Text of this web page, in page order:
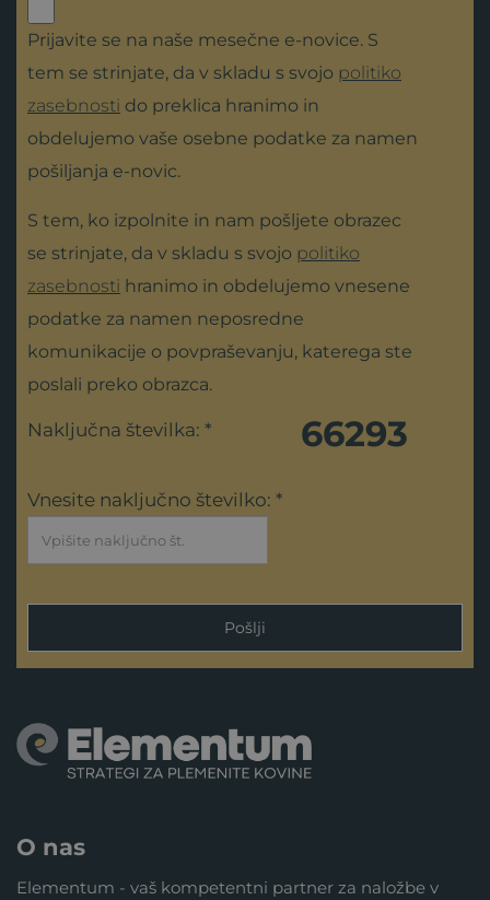
Prijavite se na naše mesečne e-novice. S
tem se strinjate, da v skladu s svojo politiko
zasebnosti do preklica hranimo in
obdelujemo vaše osebne podatke za namen
pošiljanja e-novic.
S tem, ko izpolnite in nam pošljete obrazec
se strinjate, da v skladu s svojo politiko
zasebnosti hranimo in obdelujemo vnesene
podatke za namen neposredne
komunikacije o povpraševanju, katerega ste
poslali preko obrazca.
Naključna številka: * 66293
Vnesite naključno številko: *
Pošlji
O nas
Elementum - vaš kompetentni partner za naložbe v